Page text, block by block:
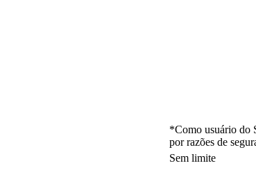
*Como usuário do
por razões de
Sem limite